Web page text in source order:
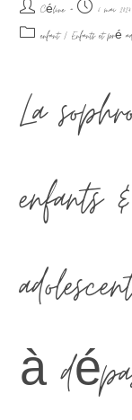
Céline
6 mai 2024
enfant / Enfants et pré
La
enfants
à